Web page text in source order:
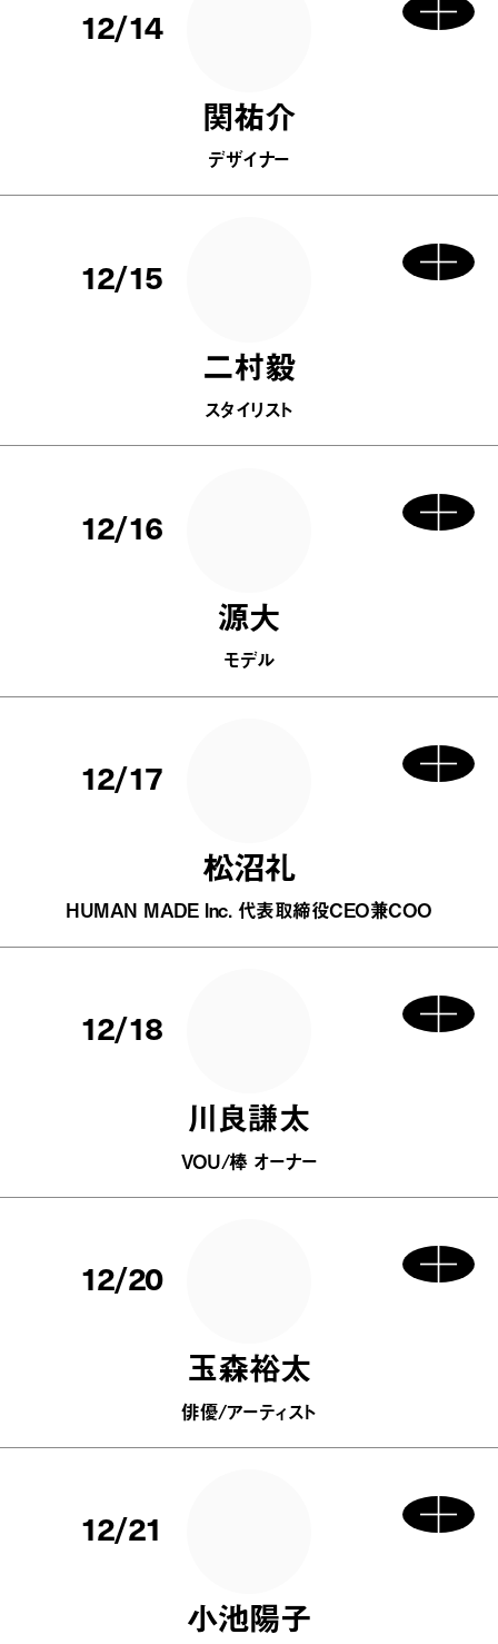
12/14
関祐介
デザイナー
12/15
二村毅
スタイリスト
12/16
源大
モデル
12/17
松沼礼
HUMAN MADE Inc. 代表取締役CEO兼COO
12/18
川良謙太
VOU/棒 オーナー
12/20
玉森裕太
俳優/アーティスト
12/21
小池陽子